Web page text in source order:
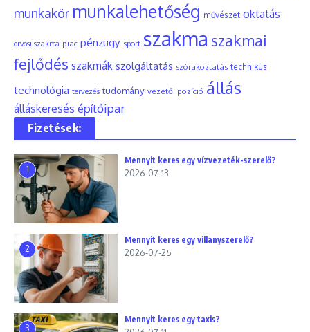
munkakör munkalehetőség művészet oktatás
orvosi szakma piac pénzügy sport szakma szakmai
fejlődés szakmák szolgáltatás szórakoztatás technikus
technológia tervezés tudomány vezetői pozíció állás
álláskeresés építőipar
Fizetések:
1
Mennyit keres egy vízvezeték-szerelő?
2026-07-13
2
Mennyit keres egy villanyszerelő?
2026-07-25
3
Mennyit keres egy taxis?